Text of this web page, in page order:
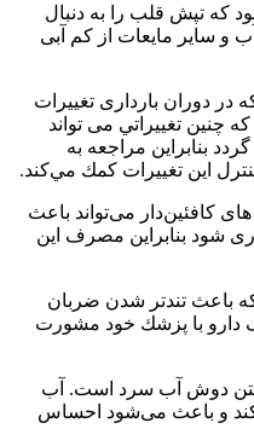
كه تپش قلب را به دنبال
و سایر مایعات از کم آبی
در دوران بارداری تغییرات
چنين تغييراتي می تواند
بنابراين مراجعه به
اين تغييرات كمك مي‌كند.
کافئین‌دار می‌تواند باعث
شود بنابراین مصرف این
باعث تندتر شدن ضربان
دارو با پزشك خود مشورت
دوش آب سرد است. آب
و باعث می‌شود احساس